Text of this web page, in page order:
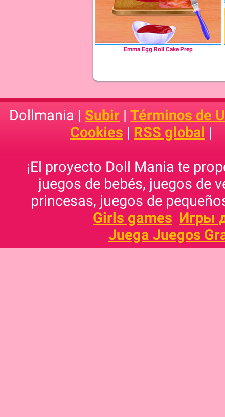
Emma Egg Roll Cake Prep
Dollmania | Subir |Términos de
Cookies | RSS global |
¡El proyecto Doll Mania te
juegos de bebés, juegos de
princesas, juegos de
Girls games Игры
Juega Juegos